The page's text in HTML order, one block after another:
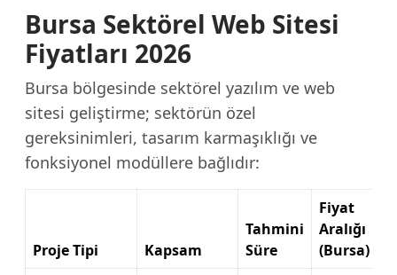
Bursa Sektörel Web Sitesi
Fiyatları 2026
Bursa bölgesinde sektörel yazılım ve web
sitesi geliştirme; sektörün özel
gereksinimleri, tasarım karmaşıklığı ve
fonksiyonel modüllere bağlıdır:
Proje Tipi Kapsam
Tahmini
Süre
Fiyat
Aralığı
(Bursa)